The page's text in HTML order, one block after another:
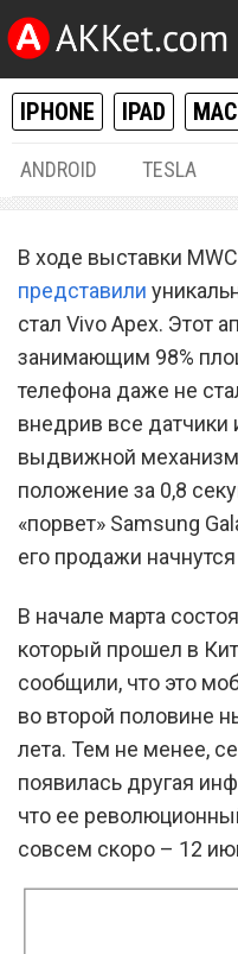
IPHONE IPAD MAC
ANDROID TESLA
Vivo Apex,
«убийца»
совсем
продажу
В ходе выставки
представили
стал Vivo Apex. Этот
занимающим 98%
телефона даже не
внедрив все
выдвижной
положение за 0,8
«порвет» Samsung
его продажи
В начале марта
который прошел в
сообщили, что это
во второй половине
лета. Тем не менее,
появилась другая
что ее
совсем скоро – 12